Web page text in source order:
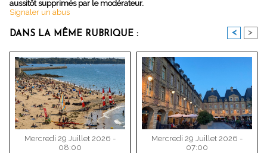
aussitôt supprimés par le modérateur.
Signaler un abus
DANS LA MÊME RUBRIQUE : < >
Mercredi 29 Juillet 2026 -
08:00
Mercredi 29 Juillet 2026 -
07:00